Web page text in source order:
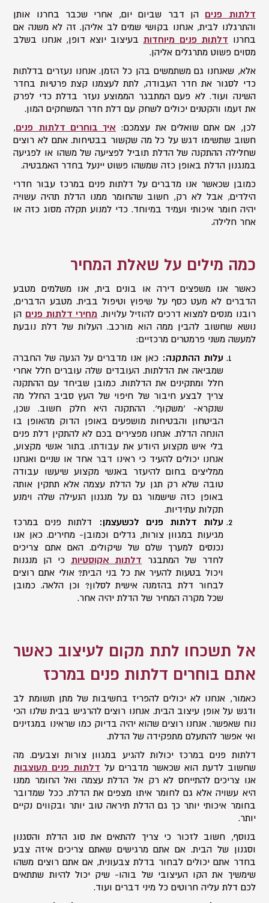
דלתות פנים הן דבר שביום יום, אחרי שכבר בחרנו אותן
והתרגלנו לבית, אנחנו בקושי שמים לב אליהן. זה לא משנה אם
בחרנו דלתות פנים מיוחדות בעיצוב יוצא דופן, אנחנו בשלב
מסוים פשוט מתרגלים אליהן.
אלא, שאנחנו גם משתמשים בהן כל הזמן. אנחנו נעזרים בדלתות
כדי לסגור את חדר העבודה, לתת לעצמנו קצת פרטיות בחדר
השינה ועוד. לא פעם המתבגר הממוצע נעזר בדלת כדי לפרק
את זעמו והקטנים יכולים לשחק עם דלת חדר המשחקים המון.
לכן, אם אתם שואלים את עצמכם: איך בוחרים דלתות פנים,
חשוב שתשימו דגש על כל מה שקשור בבטיחות. אתם לא רוצים
שחלילה ההתקנה של הדלת תוביל לפציעה של משהו או לפגיעה
במנגנון הדלת באופן כזה שמשהו פשוט יינעל בחדר האמבטיה.
כמובן שכאשר אנו מדברים על דלתות פנים במרכז עבור חדרי
הילדים, אבל לא רק, חשוב שהחומר ממנו הדלת תהיה עשויה
יהיה חומר איכותי ועמיד במיוחד. כדי למנוע תקלה מסוג כזה או
אחר חלילה.
כמה מילים על שאלת המחיר
כאשר אנו משפצים דירה או בונים בית, אנו משלמים מטבע
הדברים לא מעט כסף על שיפוץ וטיפול בבית. מטבע הדברים,
רובנו מנסים למצוא דרכים להוזיל עלויות. מחירי דלתות פנים הן
נושא שחשוב להבין ממה הוא מורכב. העלות של דלת נובעת
למעשה משני פרמטרים מרכזיים:
עלות ההתקנה:כאן אנו מדברים על הגעה של החברה
שמביאה את הדלתות. העובדים שלה עוברים חלל אחרי
חלל ומתקינים את הדלתות. כמובן שביחד עם ההתקנה
צריך לבצע חיבור של חיפוי של העץ סביב החלל מה
שנקרא- 'משקוף'. ההתקנה היא חלק חשוב. שכן,
הביטחון והבטיחות מושפעים באופן הדוק מהאופן בו
הונחה הדלת. אנחנו מפצירים בכם לא להתקין דלת פנים
בלי איש מקצוע היודע את עבודתו. בתור אנשי מקצוע,
אנחנו יכולים להעיד כי ראינו דבר אחד או שניים ואנחנו
ממליצים בחום להיעזר באנשי מקצוע שיעשו עבודה
טובה שלא רק תגן על הדלת עצמה אלא תתקין אותה
באופן כזה שישמור גם על מנגנון הנעילה שלה וימנע
תקלות עתידיות.
עלות דלתות פנים לכשעצמן: דלתות פנים במרכז
מגיעות במגוון צורות, גדלים וכמובן- מחירים. כאן אנו
נכנסים למערך שלם של שיקולים. האם אתם צריכים
לחדר של המתבגר דלתות אקוסטיות כי הן מנגנות
ויכול בטעות להעיר את כל בני הבית? אולי אתם רוצים
לבחור דלת בהזמנה אישית לסלון? וכן הלאה. כמובן
שכל מקרה המחיר של הדלת יהיה אחר.
אל תשכחו לתת מקום לעיצוב כאשר
אתם בוחרים דלתות פנים במרכז
כאמור, אנחנו לא יכולים להפריז בחשיבות של מתן תשומת לב
ודגש על אופן עיצוב הבית. אנחנו רוצים להרגיש בבית שלנו הכי
נוח שאפשר. אנחנו רוצים שהוא יהיה בדיוק כמו שראינו במגזינים
ואי אפשר להתעלם מתפקידה של הדלת.
דלתות פנים במרכז יכולות להגיע במגוון צורות וצבעים. מה
שחשוב לדעת הוא שכאשר מדברים על דלתות פנים מעוצבות
אנו צריכים להתייחס לא רק אל הדלת עצמה ואל החומר ממנו
היא עשויה אלא גם לחומר איתו מצפים את הדלת. ככל שמדובר
בחומר איכותי יותר כך גם הדלת תיראה טוב יותר ובקווים נקיים
יותר.
בנוסף, חשוב לזכור כי צריך להתאים את סוג הדלת והסגנון
וסגנון של הבית. אם אתם מרגישים שאתם צריכים איזה צבע
בחדר אתם יכולים לבחור בדלת צבעונית, אם אתם רוצים משהו
שימשיך את הקו העיצובי של בוהו- שיק יכול להיות שתתאים
לכם דלת עליה חרוטים כל מיני דברים ועוד.